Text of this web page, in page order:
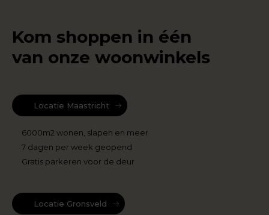
Kom shoppen in één
van onze woonwinkels
Locatie Maastricht
6000m2 wonen, slapen en meer
7 dagen per week geopend
Gratis parkeren voor de deur
Locatie Gronsveld